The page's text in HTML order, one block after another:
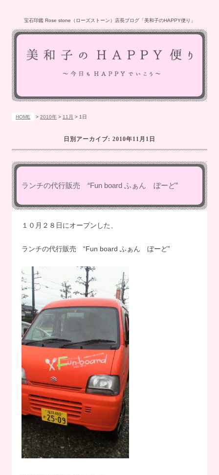
宝石印鑑 Rose stone（ローズストーン）店長ブログ「美和子のHAPPY便り」
HOME > 2010年 > 11月 > 1日
日別アーカイブ: 2010年11月1日
ランチの代行販売 “Fun board ふぁん ぼーど”
１０月２８日にオープンした、
ランチの代行販売 “Fun board ふぁん ぼーど”